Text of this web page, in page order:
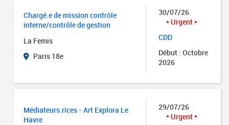
Chargé.e de mission contrôle
interne/contrôle de gestion
La Femis
Paris 18e
30/07/26
Urgent
CDD
Début : Octobre
2026
Médiateurs.rices - Art Explora Le
Havre
29/07/26
Urgent